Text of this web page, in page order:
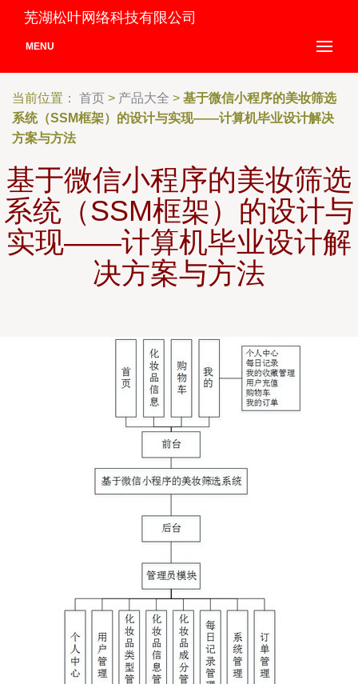
芜湖松叶网络科技有限公司
MENU
当前位置： 首页 > 产品大全 > 基于微信小程序的美妆筛选
系统（SSM框架）的设计与实现——计算机毕业设计解决
方案与方法
基于微信小程序的美妆筛选
系统（SSM框架）的设计与
实现——计算机毕业设计解
决方案与方法